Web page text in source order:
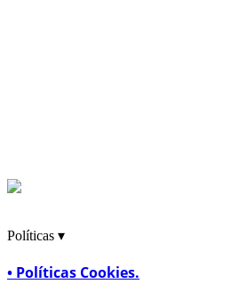
Políticas ▾
• Políticas Cookies.